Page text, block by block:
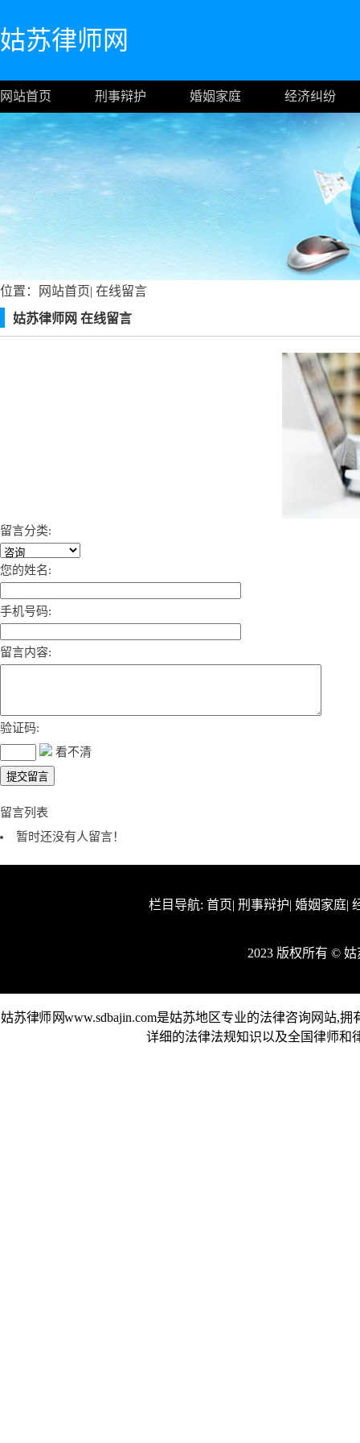
姑苏律师网
网站首页 刑事辩护 婚姻家庭 经济纠纷
位置： 网站首页| 在线留言
姑苏律师网 在线留言
留言分类:
您的姓名:
手机号码:
留言内容:
验证码:
看不清
留言列表
暂时还没有人留言！
栏目导航:首页|刑事辩护|婚姻家庭|
2023 版权所有 ©
姑苏律师网www.sdbajin.com是姑苏地区专业的法律咨询网站,
详细的法律法规知识以及全国律师和